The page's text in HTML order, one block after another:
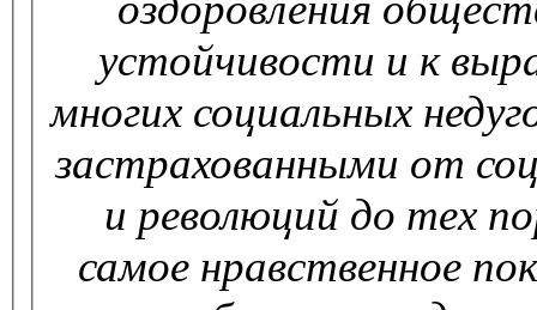
устойчивости и к
многих социальных
застрахованными от
и революций до тех
самое нравственное